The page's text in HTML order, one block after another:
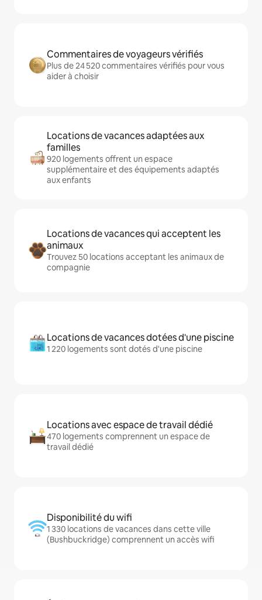
Commentaires de voyageurs vérifiés
Plus de 24 520 commentaires vérifiés pour vous
aider à choisir
Locations de vacances adaptées aux
familles
920 logements offrent un espace
supplémentaire et des équipements adaptés
aux enfants
Locations de vacances qui acceptent les
animaux
Trouvez 50 locations acceptant les animaux de
compagnie
Locations de vacances dotées d'une piscine
1 220 logements sont dotés d'une piscine
Locations avec espace de travail dédié
470 logements comprennent un espace de
travail dédié
Disponibilité du wifi
1 330 locations de vacances dans cette ville
(Bushbuckridge) comprennent un accès wifi